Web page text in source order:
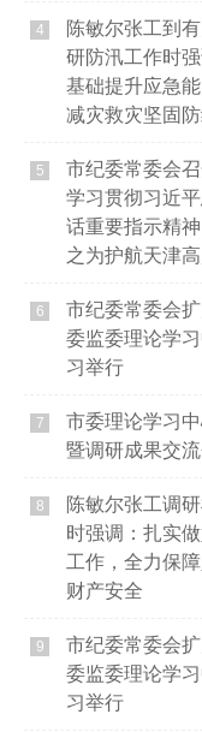
4
陈敏尔张工到
研防汛工作时
基础提升应急
减灾救灾坚固
5
市纪委常委会召
学习贯彻习近
话重要指示精
之为护航天津
6
市纪委常委会
委监委理论学
习举行
7
市委理论学习
暨调研成果交
8
陈敏尔张工调
时强调：扎实
工作，全力保
财产安全
9
市纪委常委会
委监委理论学
习举行